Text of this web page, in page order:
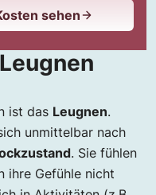
sehen
ist das Leugnen.
unmittelbar nach
. Sie fühlen
ihre Gefühle nicht